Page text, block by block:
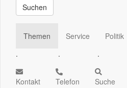
Suchen
Themen
.
Service
.
Politik
.
Kontakt
Telefon
Suche